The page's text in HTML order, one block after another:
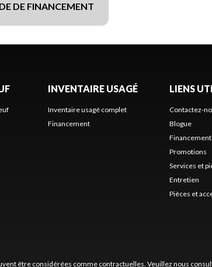
DE FINANCEMENT
INVENTAIRE USAGÉ
Inventaire usagé complet
Financement
LIENS
Contactez-
Blogue
Financement
Promotions
Services et
Entretien
Pièces et
être considérées comme contractuelles. Veuillez nous